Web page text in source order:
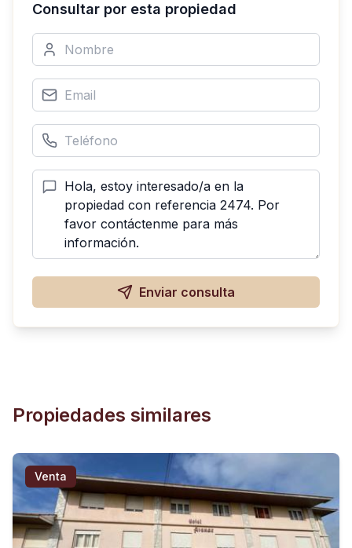
Consultar por esta propiedad
Enviar consulta
Propiedades similares
Venta